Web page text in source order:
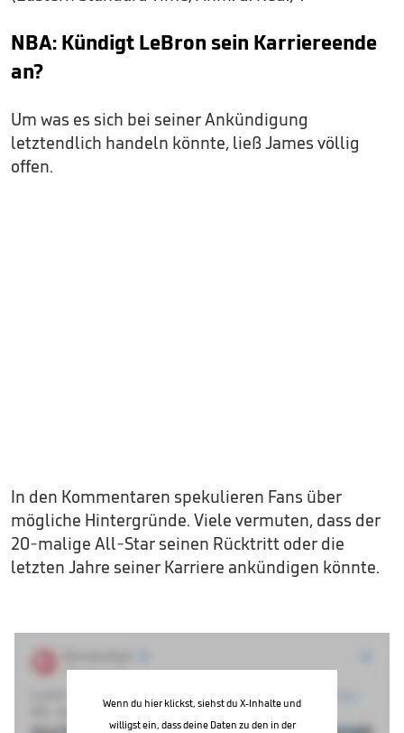
NBA: Kündigt LeBron sein Karriereende
an?
Um was es sich bei seiner Ankündigung
letztendlich handeln könnte, ließ James völlig
offen.
In den Kommentaren spekulieren Fans über
mögliche Hintergründe. Viele vermuten, dass der
20-malige All-Star seinen Rücktritt oder die
letzten Jahre seiner Karriere ankündigen könnte.
Wenn du hier klickst, siehst du X-Inhalte und
willigst ein, dass deine Daten zu den in der